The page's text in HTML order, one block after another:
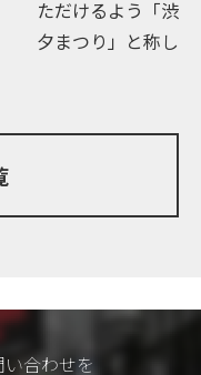
ただけるよう「渋
夕まつり」と称し
街路灯の合計94基
合わせを